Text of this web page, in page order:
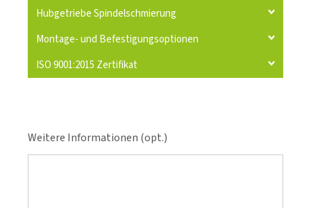
Hubgetriebe Spindelschmierung
Montage- und Befestigungsoptionen
ISO 9001:2015 Zertifikat
Weitere Informationen (opt.)